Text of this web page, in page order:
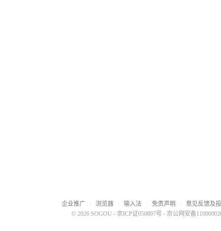
企业推广 浏览器 输入法 免责声明
意见反馈及
© 2026 SOGOU - 京ICP证050897号 - 京公网安备